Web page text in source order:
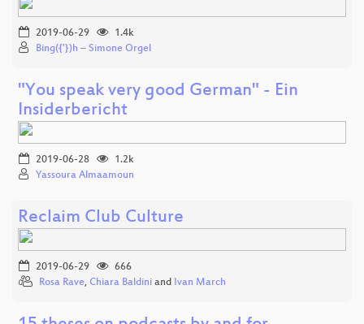
2019-06-29
1.4k
Bing({'})h – Simone Orgel
"You speak very good German" - Ein
Insiderbericht
2019-06-28
1.2k
Yassoura Almaamoun
Reclaim Club Culture
2019-06-29
666
Rosa Rave, Chiara Baldini and Ivan March